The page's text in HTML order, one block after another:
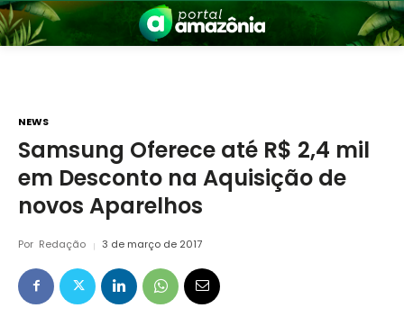
NEWS
Samsung Oferece até R$ 2,4 mil
em Desconto na Aquisição de
novos Aparelhos
Por Redação 3 de março de 2017